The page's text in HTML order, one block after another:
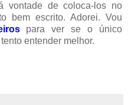
vontade de coloca-los no
bem escrito. Adorei. Vou
para ver se o único
entender melhor.